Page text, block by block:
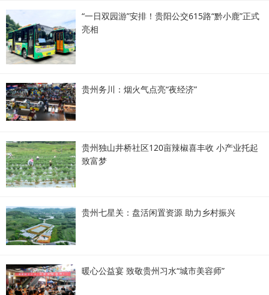
“一日双园游”安排！贵阳公交615路“黔小鹿”正式
亮相
贵州务川：烟火气点亮“夜经济”
贵州独山井桥社区120亩辣椒喜丰收 小产业托起
致富梦
贵州七星关：盘活闲置资源 助力乡村振兴
暖心公益宴 致敬贵州习水“城市美容师”